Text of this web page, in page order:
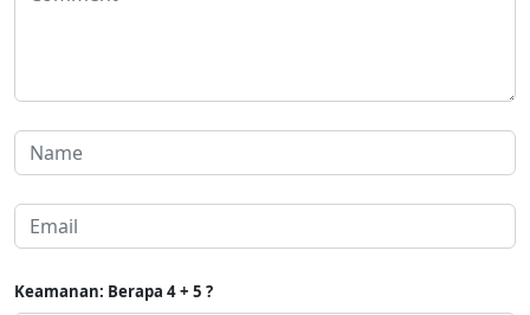
Keamanan: Berapa 4 + 5 ?